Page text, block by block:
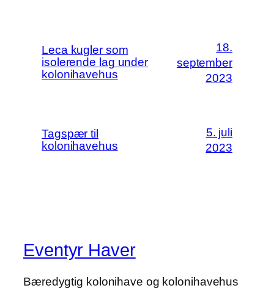
Leca kugler som
isolerende lag under
kolonihavehus
18.
september
2023
Tagspær til
kolonihavehus
5. juli
2023
Eventyr Haver
Bæredygtig kolonihave og kolonihavehus